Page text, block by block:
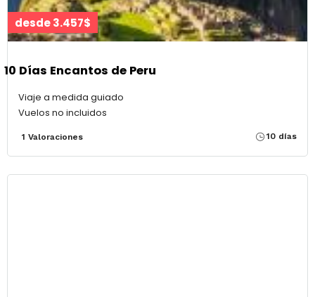
desde 3.457$
10 Días Encantos de Peru
Viaje a medida guiado
Vuelos no incluidos
1 Valoraciones 10 días